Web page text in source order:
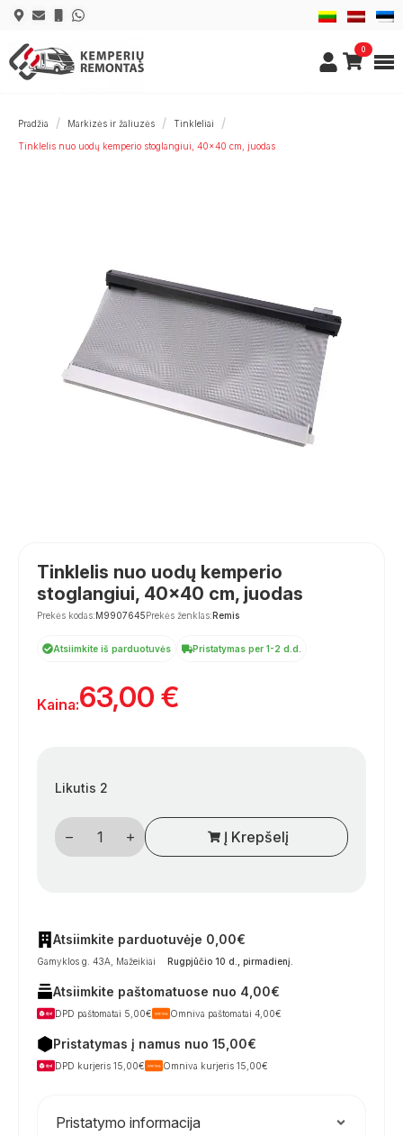
0
Pradžia Markizės ir žaliuzės Tinkleliai
Tinklelis nuo uodų kemperio stoglangiui, 40×40 cm, juodas
Tinklelis nuo uodų kemperio
stoglangiui, 40×40 cm, juodas
Prekės kodas:M9907645Prekės ženklas:Remis
Atsiimkite iš parduotuvės Pristatymas per 1-2 d.d.
Kaina:63,00 €
Likutis 2
produkto
kiekis:
Tinklelis
cm,
juodas
Į Krepšelį
Atsiimkite parduotuvėje 0,00€
Gamyklos g. 43A, Mažeikiai Rugpjūčio 10 d., pirmadienį
Atsiimkite paštomatuose nuo 4,00€
DPD paštomatai 5,00€ Omniva paštomatai 4,00€
Pristatymas į namus nuo 15,00€
DPD kurjeris 15,00€ Omniva kurjeris 15,00€
Pristatymo informacija